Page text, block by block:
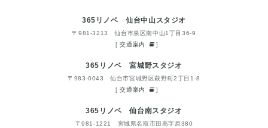
365リノベ 仙台中山スタジオ
〒981-3213 仙台市泉区南中山1丁目36-9
[交通案内 ]
365リノベ 宮城野スタジオ
〒983-0043 仙台市宮城野区萩野町2丁目1-8
[交通案内 ]
365リノベ 仙台南スタジオ
〒981-1221 宮城県名取市田高字原380